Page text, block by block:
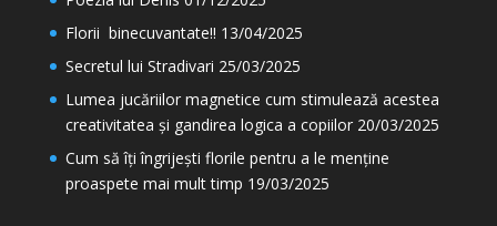
Florii binecuvantate!! 13/04/2025
Secretul lui Stradivari 25/03/2025
Lumea jucăriilor magnetice cum stimulează acestea
creativitatea și gandirea logica a copiilor 20/03/2025
Cum să îți îngrijești florile pentru a le menține
proaspete mai mult timp 19/03/2025